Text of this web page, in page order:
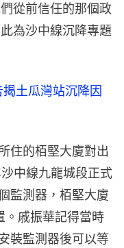
從前信任的那個政
為沙中線沉降專題
揭土瓜灣站沉降因
住的栢堅大廈對出
中線九龍城段正式
監測器，栢堅大廈
。戚振華記得當時
裝監測器後可以等